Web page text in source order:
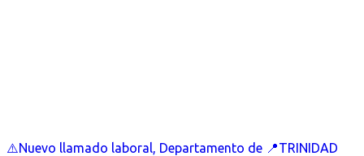
⚠️Nuevo llamado laboral, Departamento de 📍TRINIDAD